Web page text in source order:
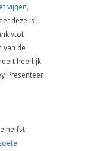
vijgen,
deze is
vlot
van de
heerlijk
Presenteer
herfst